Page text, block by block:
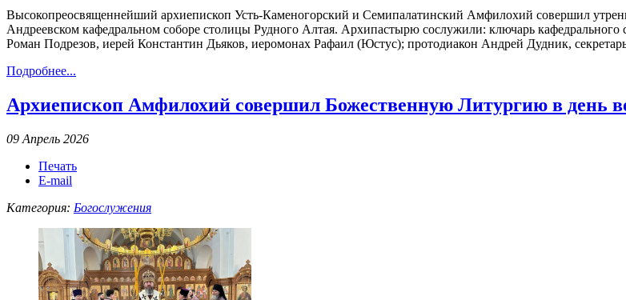
Высокопреосвященнейший архиепископ Усть-Каменогорский и Семипалатинский Амфилохий совершил
Андреевском кафедральном соборе столицы Рудного Алтая. Архипастырю сослужили: ключарь
Роман Подрезов, иерей Константин Дьяков, иеромонах Рафаил (Юстус); протодиакон Андрей Дудник,
Подробнее...
Архиепископ Амфилохий совершил Божественную Литургию в день
09 Апрель 2026
Печать
E-mail
Категория: Богослужения